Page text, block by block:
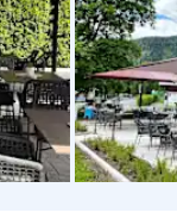
von Lukas,